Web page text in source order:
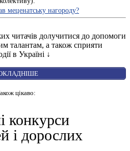
меценатську нагороду?
читачів долучитися до допомоги
талантам, а також сприяти
в Україні ↓
цікаво:
конкурси
і дорослих